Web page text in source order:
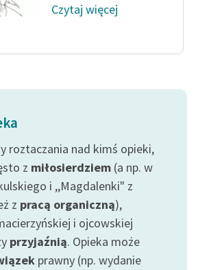
Czytaj więcej
roztaczania nad kimś opieki,
z miłosierdziem (a np. w
i ,,Magdalenki" z
z pracą organiczną),
i ojcowskiej
przyjaźnią. Opieka może
prawny (np. wydanie